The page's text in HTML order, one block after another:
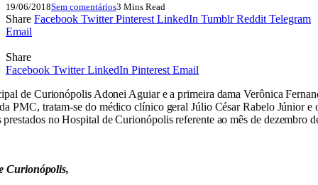
19/06/2018Sem comentários3 Mins Read
Share Facebook Twitter Pinterest LinkedIn Tumblr Reddit Telegram
Email
Share
Facebook Twitter LinkedIn Pinterest Email
de Curionópolis Adonei Aguiar e a primeira dama Verônica
PMC, tratam-se do médico clínico geral Júlio César Rabelo Júnior
no Hospital de Curionópolis referente ao mês de
Curionópolis,